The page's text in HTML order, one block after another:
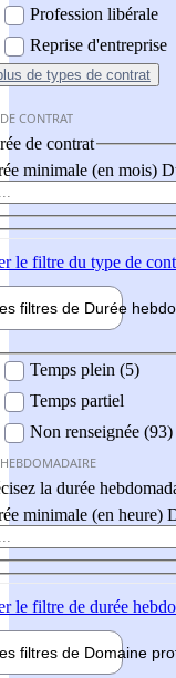
Profession libérale
Reprise d'entreprise
de types de contrat
CONTRAT
de contrat
minimale (en mois)
le filtre du type de
filtres de Durée hebdo
Temps plein (5)
Temps partiel
Non renseignée (93)
la durée
minimale (en heure)
le filtre de durée
filtres de Domaine pro